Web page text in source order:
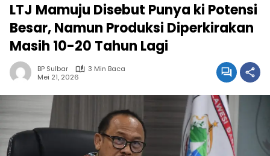
LTJ Mamuju Disebut Punya ki Potensi
Besar, Namun Produksi Diperkirakan
Masih 10-20 Tahun Lagi
BP Sulbar
3 Min Baca
Mei 21, 2026